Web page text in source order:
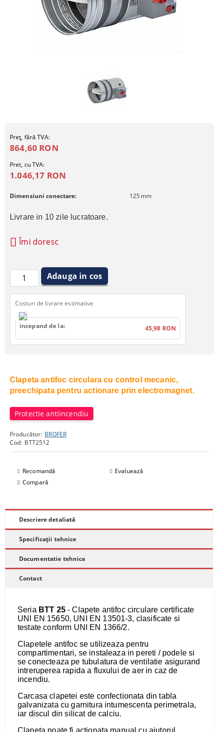
Clapeta antifoc circulara cu control mecanic,
preechipata pentru actionare prin electromagnet.
Protectie antiincendiu
Producător: BROFER
Cod: BTT2512
Recomandă
Evaluează
Compară
Preţ, fără TVA:
864,60 RON
Pret, cu TVA:
1.046,17 RON
Dimensiuni conectare: 125 mm
Livrare in 10 zile lucratoare.
Îmi doresc
Costuri de livrare estimative
incepand de la: 45,98 RON
Descriere detaliată
Specificații tehnice
Documentatie tehnica
Contact
Seria BTT 25- Clapete antifoc circulare certificate
UNI EN 15650, UNI EN 13501-3, clasificate si
testate conform UNI EN 1366/2.
Clapetele antifoc se utilizeaza pentru
compartimentari, se instaleaza in pereti / podele si
se conecteaza pe tubulatura de ventilatie asigurand
intreruperea rapida a fluxului de aer in caz de
incendiu.
Carcasa clapetei este confectionata din tabla
galvanizata cu garnitura intumescenta perimetrala,
iar discul din silicat de calciu.
​Clapeta poate fi actionata manual cu ajutorul